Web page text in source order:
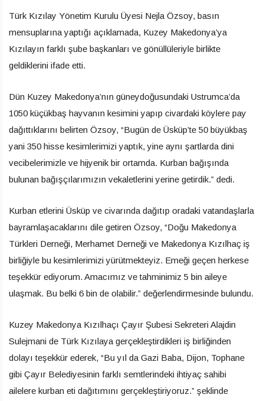
Türk Kızılay Yönetim Kurulu Üyesi Nejla Özsoy, basın
mensuplarına yaptığı açıklamada, Kuzey Makedonya’ya
Kızılayın farklı şube başkanları ve gönüllüleriyle birlikte
geldiklerini ifade etti.
Dün Kuzey Makedonya’nın güneydoğusundaki Ustrumca’da
1050 küçükbaş hayvanın kesimini yapıp civardaki köylere pay
dağıttıklarını belirten Özsoy, “Bugün de Üsküp’te 50 büyükbaş
yani 350 hisse kesimlerimizi yaptık, yine aynı şartlarda dini
vecibelerimizle ve hijyenik bir ortamda. Kurban bağışında
bulunan bağışçılarımızın vekaletlerini yerine getirdik.” dedi.
Kurban etlerini Üsküp ve civarında dağıtıp oradaki vatandaşlarla
bayramlaşacaklarını dile getiren Özsoy, “Doğu Makedonya
Türkleri Derneği, Merhamet Derneği ve Makedonya Kızılhaç iş
birliğiyle bu kesimlerimizi yürütmekteyiz. Emeği geçen herkese
teşekkür ediyorum. Amacımız ve tahminimiz 5 bin aileye
ulaşmak. Bu belki 6 bin de olabilir.” değerlendirmesinde bulundu.
Kuzey Makedonya Kızılhaçı Çayır Şubesi Sekreteri Alajdin
Sulejmani de Türk Kızılaya gerçekleştirdikleri iş birliğinden
dolayı teşekkür ederek, “Bu yıl da Gazi Baba, Dijon, Tophane
gibi Çayır Belediyesinin farklı semtlerindeki ihtiyaç sahibi
ailelere kurban eti dağıtımını gerçekleştiriyoruz.” şeklinde